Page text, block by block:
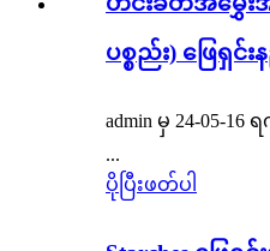
ပစ္စည်း) ဖြေရှင်း
admin မှ 24-05-
...
ပိုပြီးဖတ်ပါ